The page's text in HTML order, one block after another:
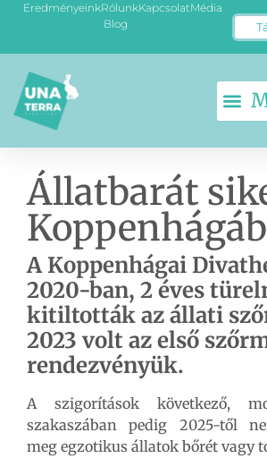
EredményeinkRólunkKapcsolatMédia
Blog
Állatbarát
A Koppenhágai
2020-ban, 2 éves
kitiltották az állati
2023 volt az első
rendezvényük.
A szigorítások következő,
szakaszában pedig 2025-től
meg egzotikus állatok bőrét vagy